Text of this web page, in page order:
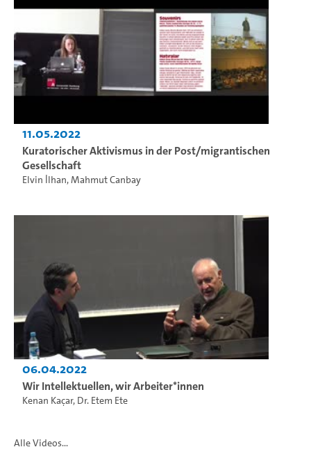
11.05.2022
Kuratorischer Aktivismus in der Post/migrantischen
Gesellschaft
Elvin İlhan,Mahmut Canbay
06.04.2022
Wir Intellektuellen, wir Arbeiter*innen
Kenan Kaçar, Dr. Etem Ete
Alle Videos...